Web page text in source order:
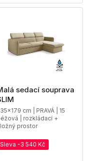
sedací souprava
cm | PRAVÁ | 15
| rozkládací +
prostor
Sleva -3 540 Kč